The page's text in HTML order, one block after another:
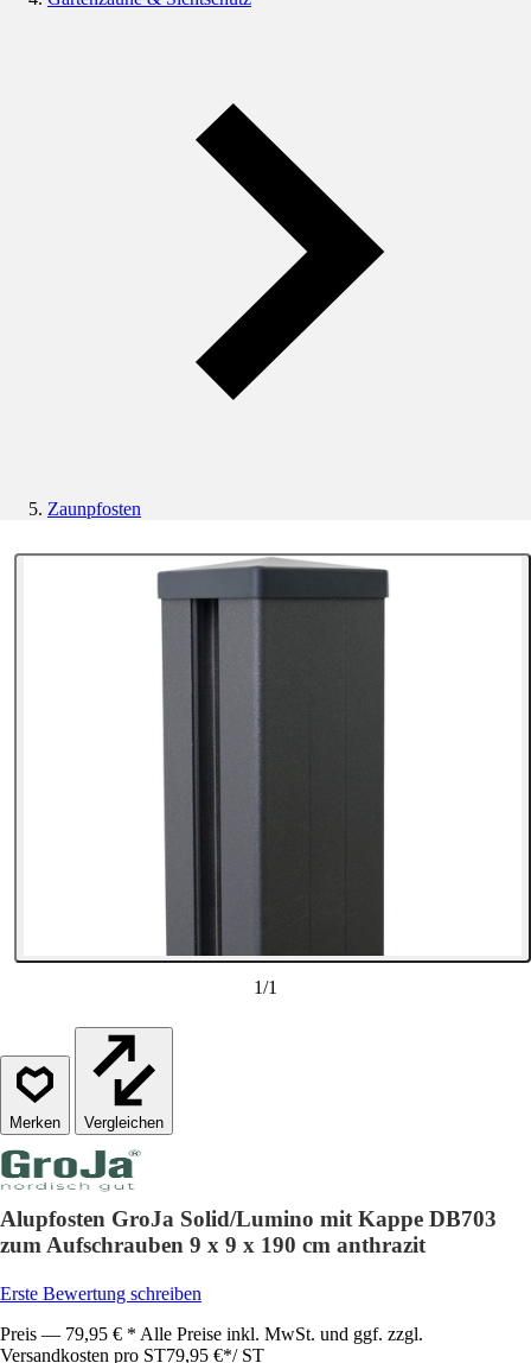
Zaunpfosten
1/1
Vergleichen
Alupfosten GroJa Solid/Lumino mit Kappe DB703
zum Aufschrauben 9 x 9 x 190 cm anthrazit
Erste Bewertung schreiben
Preis — 79,95 € * Alle Preise inkl. MwSt. und ggf. zzgl.
Versandkosten pro ST79,95 €*/ ST